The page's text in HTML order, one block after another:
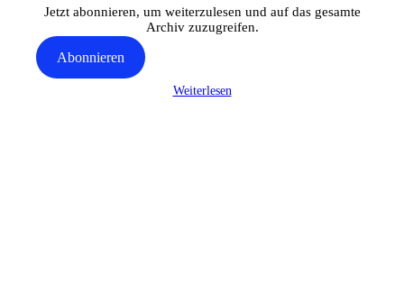
Jetzt abonnieren, um weiterzulesen und auf das gesamte
Archiv zuzugreifen.
Abonnieren
Weiterlesen